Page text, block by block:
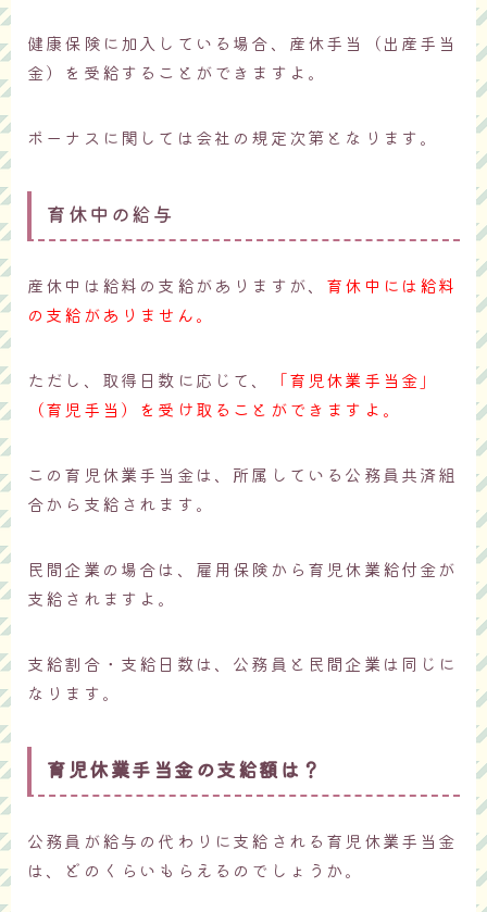
健康保険に加入している場合、産休手当（出産手当
金）を受給することができますよ。
ボーナスに関しては会社の規定次第となります。
育休中の給与
産休中は給料の支給がありますが、 育休中には給料
の支給がありません。
ただし、取得日数に応じて、
「育児休業手当金」
（育児手当）を受け取ることができますよ。
この育児休業手当金は、所属している公務員共済組
合から支給されます。
民間企業の場合は、雇用保険から育児休業給付金が
支給されますよ。
支給割合・支給日数は、公務員と民間企業は同じに
なります。
育児休業手当金の支給額は？
公務員が給与の代わりに支給される育児休業手当金
は、どのくらいもらえるのでしょうか。